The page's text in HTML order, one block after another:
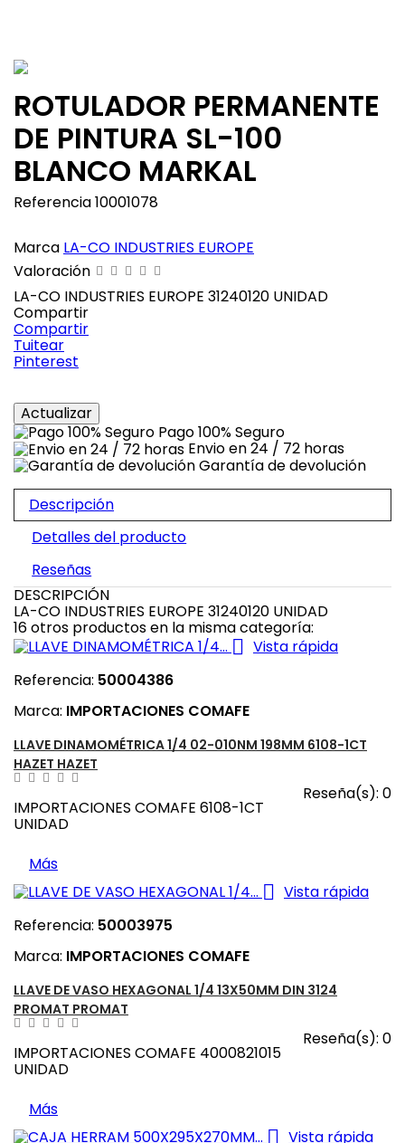
ROTULADOR PERMANENTE
DE PINTURA SL-100
BLANCO MARKAL
Referencia10001078
Marca LA-CO INDUSTRIES EUROPE
Valoración
LA-CO INDUSTRIES EUROPE 31240120 UNIDAD
Compartir
Compartir
Tuitear
Pinterest
Pago 100% Seguro
Envio en 24 / 72 horas
Garantía de devolución
Descripción
Detalles del producto
Reseñas
DESCRIPCIÓN
LA-CO INDUSTRIES EUROPE 31240120 UNIDAD
16 otros productos en la misma categoría:
 Vista rápida
Referencia: 50004386
Marca: IMPORTACIONES COMAFE
LLAVE DINAMOMÉTRICA 1/4 02-010NM 198MM 6108-1CT
HAZET HAZET
Reseña(s): 0
IMPORTACIONES COMAFE 6108-1CT
UNIDAD
Más
 Vista rápida
Referencia: 50003975
Marca: IMPORTACIONES COMAFE
LLAVE DE VASO HEXAGONAL 1/4 13X50MM DIN 3124
PROMAT PROMAT
Reseña(s): 0
IMPORTACIONES COMAFE 4000821015
UNIDAD
Más
 Vista rápida